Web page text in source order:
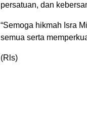
persatuan, dan
“Semoga hikmah Isra
semua serta
(Rls)